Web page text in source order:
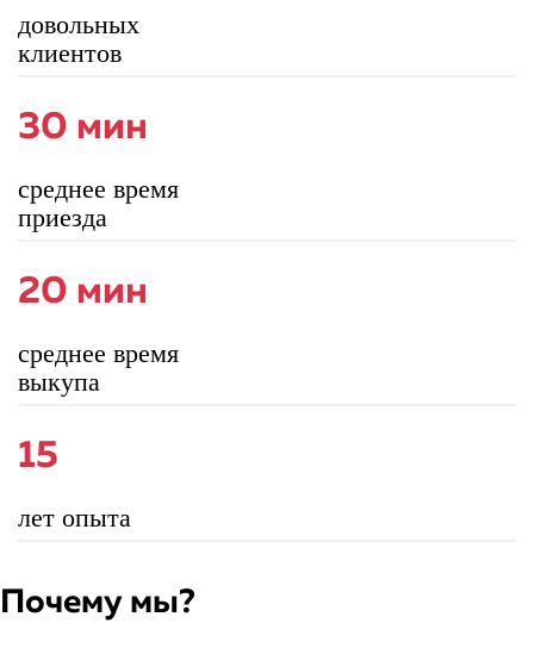
довольных
клиентов
30 мин
среднее время
приезда
20 мин
среднее время
выкупа
15
лет опыта
Почему мы?